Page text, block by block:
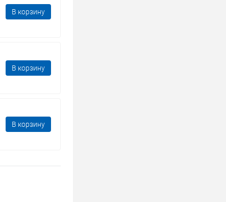
В корзину
В корзину
В корзину